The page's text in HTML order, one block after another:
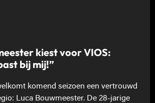
kiest voor VIOS:
bij mij!”
komend seizoen een vertrouwd
Luca Bouwmeester. De 28-jarige